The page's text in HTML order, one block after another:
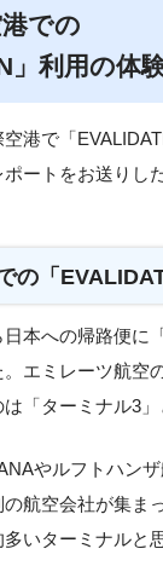
での
」利用の体
港で「
ートをお送りし
の「
本への帰路便に
エミレーツ航空
「ターミナル3」
やルフトハン
航空会社が集ま
いターミナルと